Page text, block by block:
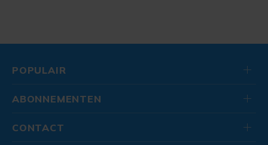
POPULAIR
ABONNEMENTEN
CONTACT